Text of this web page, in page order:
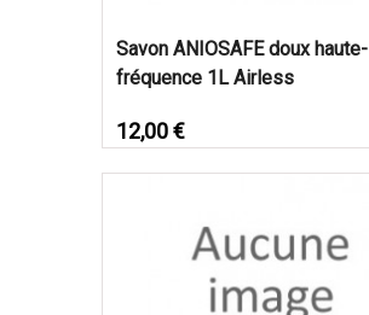
Savon ANIOSAFE doux haute-
fréquence 1L Airless
Prix
12,00 €